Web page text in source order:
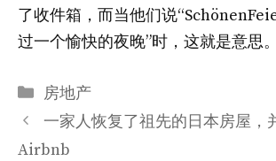
了收件箱，而当他们说
过一个愉快的夜晚”时，这就是意思。
分
类
房地产
一家人恢复了祖先的日本房屋，
Airbnb